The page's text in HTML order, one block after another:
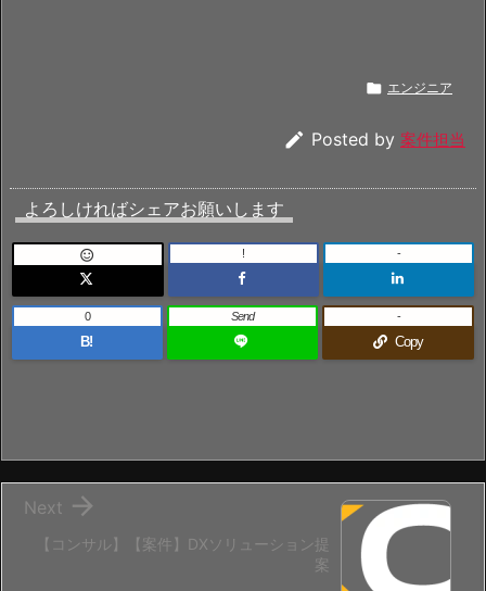
 エンジニア
 Posted by 案件担当
よろしければシェアお願いします
 ! -
B!
0 Send
Copy
-
【コンサル】【案件】DXソリューション提
案

Next